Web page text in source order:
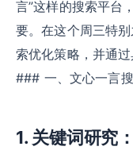
言”这样的搜索平台
要。在这个周三特
索优化策略，并通过
### 一、文心一言
1. 关键词研究